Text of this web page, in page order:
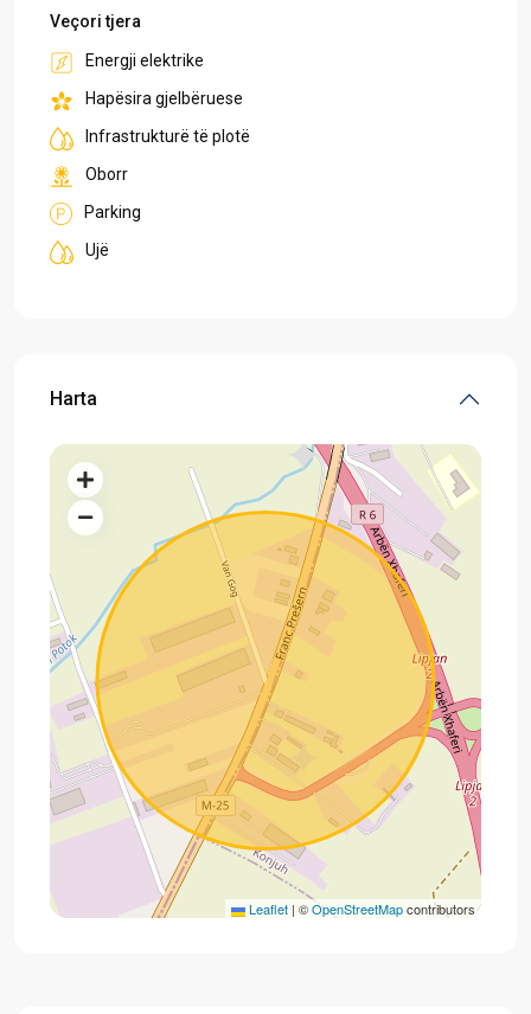
Veçori tjera
Energji elektrike
Hapësira gjelbëruese
Infrastrukturë të plotë
Oborr
Parking
Ujë
Harta
Leaflet | ©OpenStreetMapcontributors